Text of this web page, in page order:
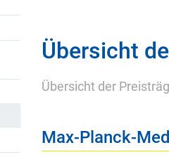
Übersicht
Übersicht der
Max-Planck-